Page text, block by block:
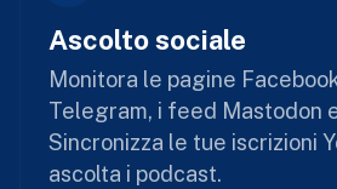
Ascolto sociale
Monitora le pagine
Telegram, i feed Mastodon
Sincronizza le tue iscrizioni
ascolta i podcast.